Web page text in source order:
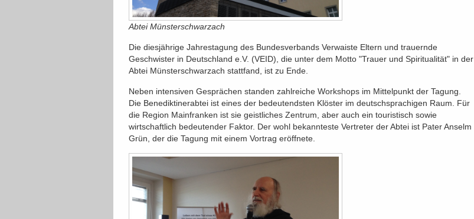
Abtei Münsterschwarzach
Die diesjährige Jahrestagung des Bundesverbands Verwaiste Eltern und trauernde
Geschwister in Deutschland e.V. (VEID), die unter dem Motto "Trauer und Spiritualität" in der
Abtei Münsterschwarzach stattfand, ist zu Ende.
Neben intensiven Gesprächen standen zahlreiche Workshops im Mittelpunkt der Tagung.
Die Benediktinerabtei ist eines der bedeutendsten Klöster im deutschsprachigen Raum. Für
die Region Mainfranken ist sie geistliches Zentrum, aber auch ein touristisch sowie
wirtschaftlich bedeutender Faktor. Der wohl bekannteste Vertreter der Abtei ist Pater Anselm
Grün, der die Tagung mit einem Vortrag eröffnete.